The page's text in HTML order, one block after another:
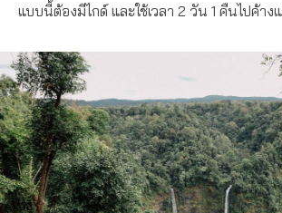
แบบนี้ต้องมีไกด์ และใช้เวลา 2 วัน 1 คืนไปค้า